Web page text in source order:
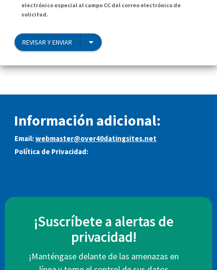
electrónico especial al campo CC del correo electrónico de
solicitud.
REVISAR Y ENVIAR
Información adicional:
Email:webmaster@over40datingsites.net
Política de Privacidad:
¡Suscríbete a alertas de
privacidad!
¡Manténgase delante de las amenazas en